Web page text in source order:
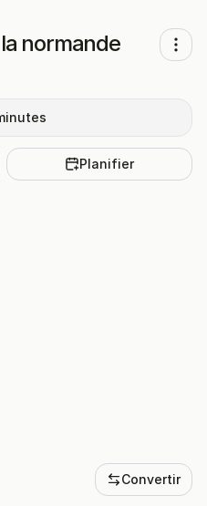
normande
Planifier
Convertir